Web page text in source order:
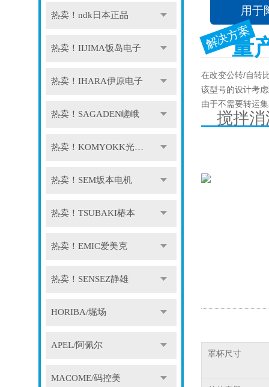
热卖！ndk日本正品
热卖！IIJIMA饭岛电子
热卖！IHARA伊原电子
热卖！SAGADEN嵯峨
热卖！KOMYOKK光明理化
热卖！SEM坂本电机
热卖！TSUBAKI椿本
热卖！EMIC爱美克
热卖！SENSEZ静雄
HORIBA/堀场
APEL/阿佩尔
MACOME/码控美
用于
解决方案
量
在改变公转/自转
该型号的设计考
由于不需要转运
搅拌
罩杯尺寸